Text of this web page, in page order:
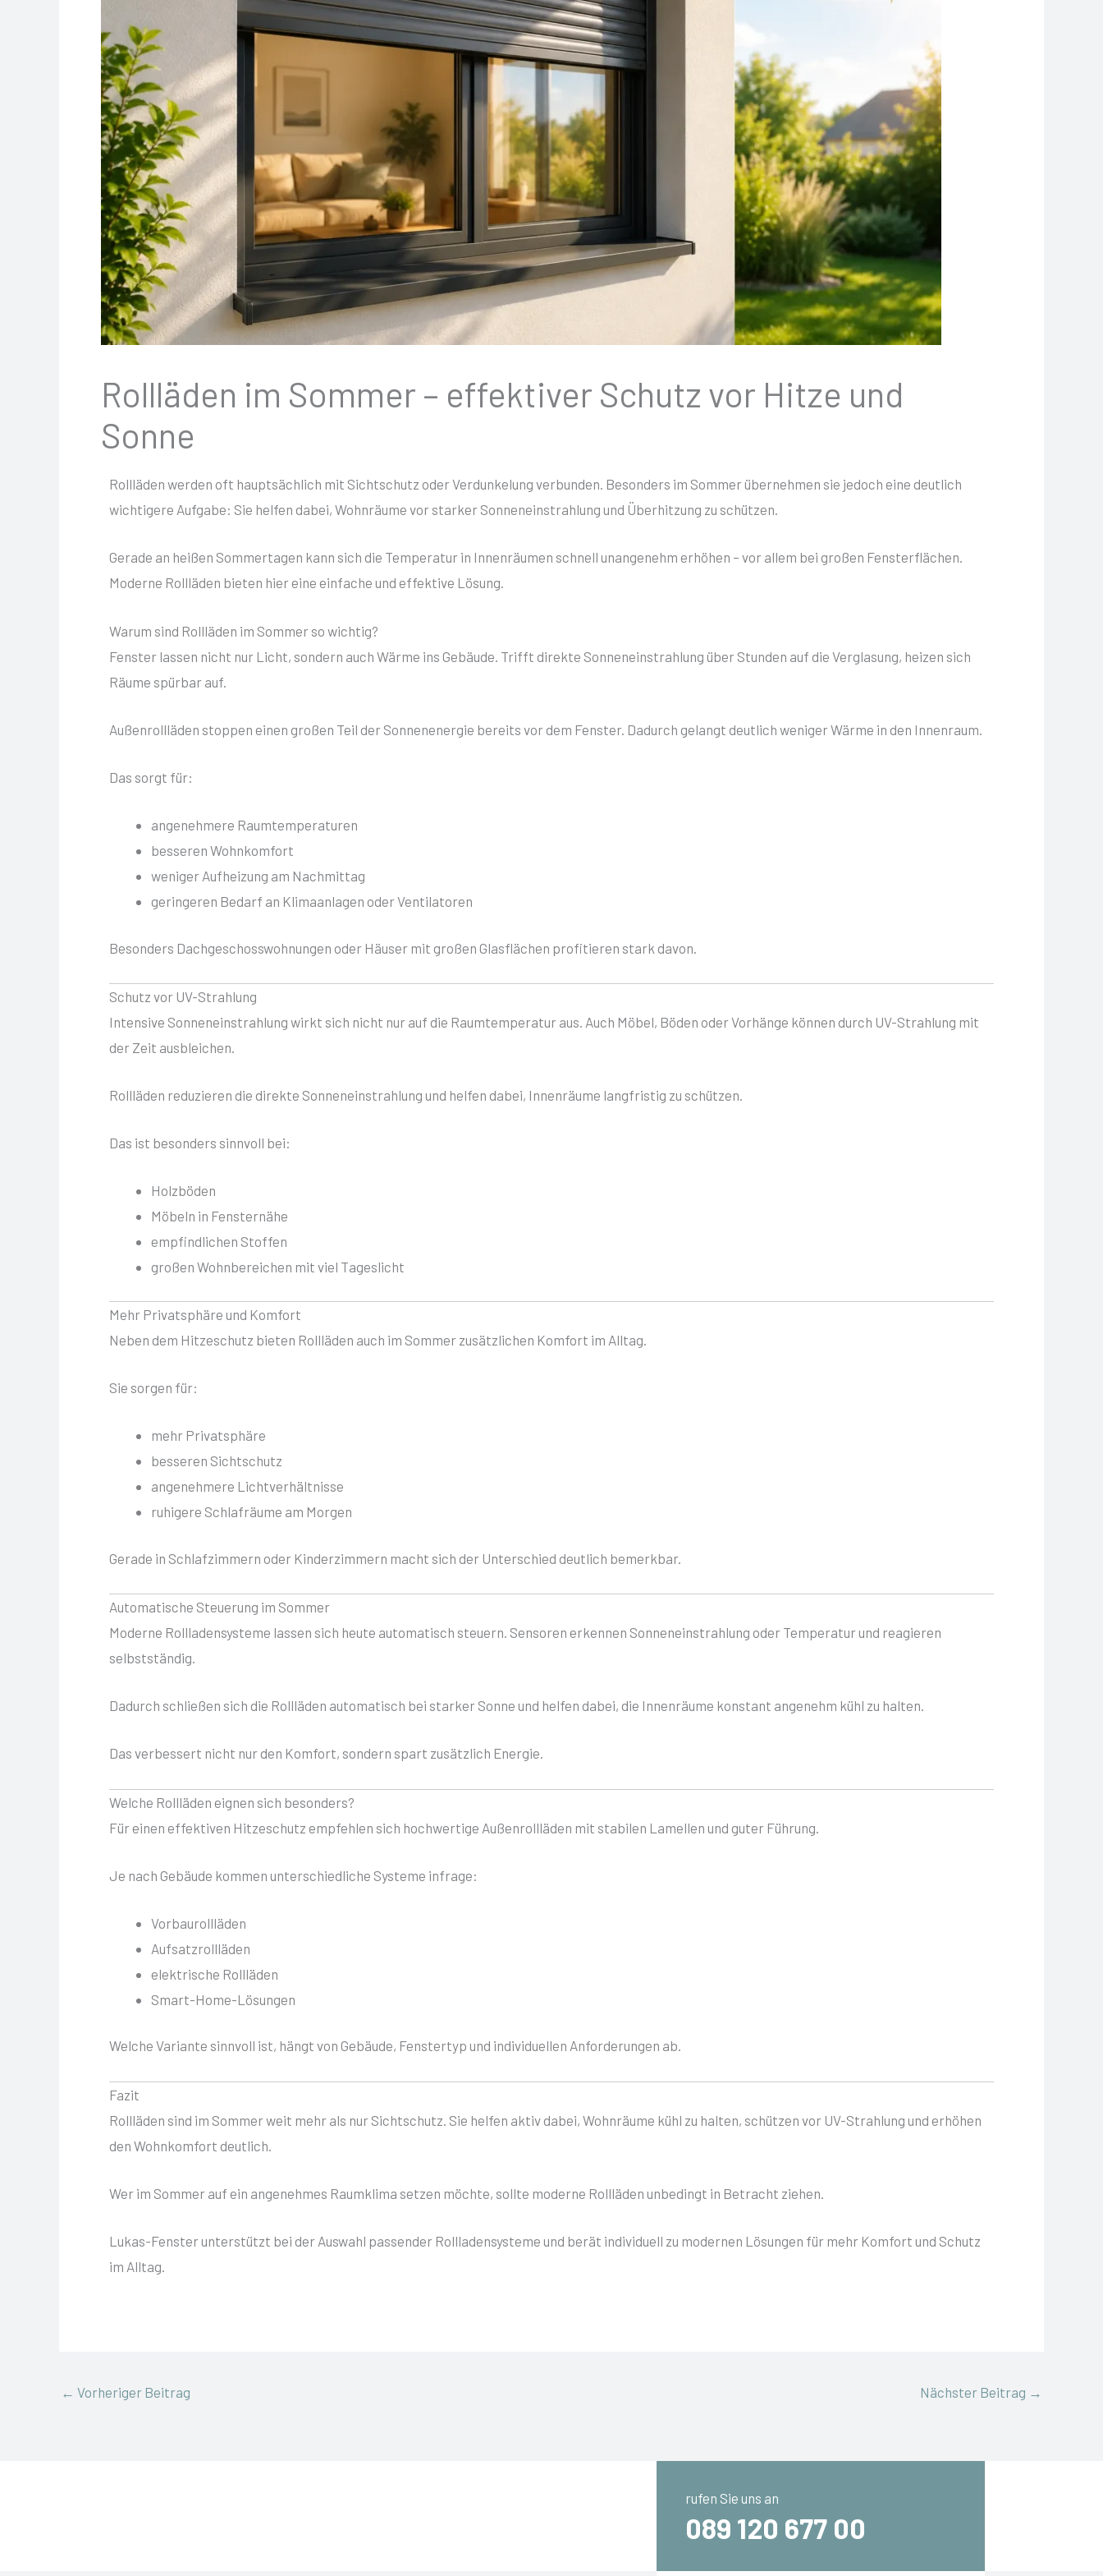
Rollläden im Sommer – effektiver Schutz vor Hitze und
Sonne
Rollläden werden oft hauptsächlich mit Sichtschutz oder Verdunkelung verbunden. Besonders im Sommer übernehmen sie jedoch eine deutlich
wichtigere Aufgabe: Sie helfen dabei, Wohnräume vor starker Sonneneinstrahlung und Überhitzung zu schützen.
Gerade an heißen Sommertagen kann sich die Temperatur in Innenräumen schnell unangenehm erhöhen – vor allem bei großen Fensterflächen.
Moderne Rollläden bieten hier eine einfache und effektive Lösung.
Warum sind Rollläden im Sommer so wichtig?
Fenster lassen nicht nur Licht, sondern auch Wärme ins Gebäude. Trifft direkte Sonneneinstrahlung über Stunden auf die Verglasung, heizen sich
Räume spürbar auf.
Außenrollläden stoppen einen großen Teil der Sonnenenergie bereits vor dem Fenster. Dadurch gelangt deutlich weniger Wärme in den Innenraum.
Das sorgt für:
angenehmere Raumtemperaturen
besseren Wohnkomfort
weniger Aufheizung am Nachmittag
geringeren Bedarf an Klimaanlagen oder Ventilatoren
Besonders Dachgeschosswohnungen oder Häuser mit großen Glasflächen profitieren stark davon.
Schutz vor UV-Strahlung
Intensive Sonneneinstrahlung wirkt sich nicht nur auf die Raumtemperatur aus. Auch Möbel, Böden oder Vorhänge können durch UV-Strahlung mit
der Zeit ausbleichen.
Rollläden reduzieren die direkte Sonneneinstrahlung und helfen dabei, Innenräume langfristig zu schützen.
Das ist besonders sinnvoll bei:
Holzböden
Möbeln in Fensternähe
empfindlichen Stoffen
großen Wohnbereichen mit viel Tageslicht
Mehr Privatsphäre und Komfort
Neben dem Hitzeschutz bieten Rollläden auch im Sommer zusätzlichen Komfort im Alltag.
Sie sorgen für:
mehr Privatsphäre
besseren Sichtschutz
angenehmere Lichtverhältnisse
ruhigere Schlafräume am Morgen
Gerade in Schlafzimmern oder Kinderzimmern macht sich der Unterschied deutlich bemerkbar.
Automatische Steuerung im Sommer
Moderne Rollladensysteme lassen sich heute automatisch steuern. Sensoren erkennen Sonneneinstrahlung oder Temperatur und reagieren
selbstständig.
Dadurch schließen sich die Rollläden automatisch bei starker Sonne und helfen dabei, die Innenräume konstant angenehm kühl zu halten.
Das verbessert nicht nur den Komfort, sondern spart zusätzlich Energie.
Welche Rollläden eignen sich besonders?
Für einen effektiven Hitzeschutz empfehlen sich hochwertige Außenrollläden mit stabilen Lamellen und guter Führung.
Je nach Gebäude kommen unterschiedliche Systeme infrage:
Vorbaurollläden
Aufsatzrollläden
elektrische Rollläden
Smart-Home-Lösungen
Welche Variante sinnvoll ist, hängt von Gebäude, Fenstertyp und individuellen Anforderungen ab.
Fazit
Rollläden sind im Sommer weit mehr als nur Sichtschutz. Sie helfen aktiv dabei, Wohnräume kühl zu halten, schützen vor UV-Strahlung und erhöhen
den Wohnkomfort deutlich.
Wer im Sommer auf ein angenehmes Raumklima setzen möchte, sollte moderne Rollläden unbedingt in Betracht ziehen.
Lukas-Fenster unterstützt bei der Auswahl passender Rollladensysteme und berät individuell zu modernen Lösungen für mehr Komfort und Schutz
im Alltag.
← Vorheriger Beitrag Nächster Beitrag →
rufen Sie uns an
089 120 677 00